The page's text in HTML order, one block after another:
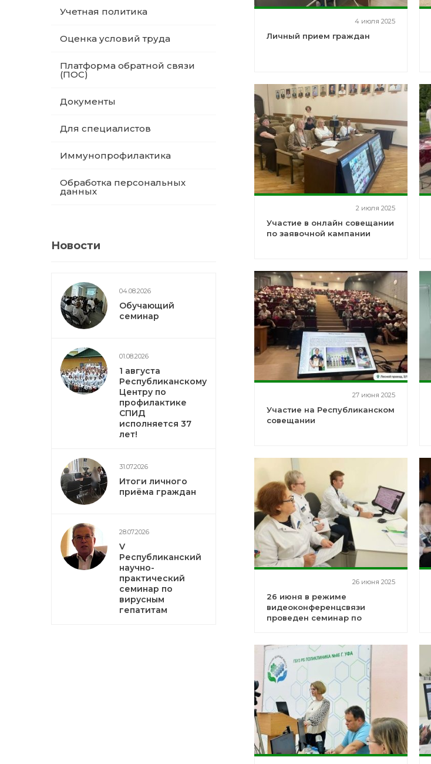
Учетная политика
Оценка условий труда
Платформа обратной связи
(ПОС)
Документы
Для специалистов
Иммунопрофилактика
Обработка персональных
данных
Новости
04.08.2026
Обучающий
семинар
01.08.2026
1 августа
Республиканскому
Центру по
профилактике
СПИД
исполняется 37
лет!
31.07.2026
Итоги личного
приёма граждан
28.07.2026
V
Республиканский
научно-
практический
семинар по
вирусным
гепатитам
4 июля 2025
Личный прием граждан
2 июля 2025
Участие в онлайн совещании
по заявочной кампании
27 июня 2025
Участие на Республиканском
совещании
26 июня 2025
26 июня в режиме
видеоконференцсвязи
проведен семинар по